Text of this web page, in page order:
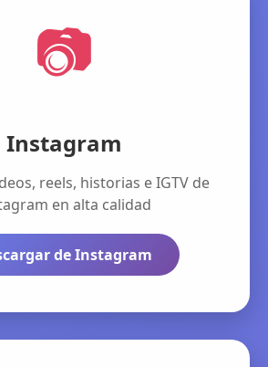
📷
Instagram
reels, historias e IGTV de
en alta calidad
de Instagram